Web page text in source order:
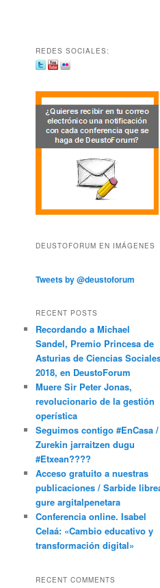
REDES SOCIALES:
DEUSTOFORUM EN IMÁGENES
Tweets by @deustoforum
RECENT POSTS
Recordando a Michael
Sandel, Premio Princesa de
Asturias de Ciencias
2018, en DeustoForum
Muere Sir Peter Jonas,
revolucionario de la gestión
operística
Seguimos contigo #EnCasa /
Zurekin jarraitzen dugu
#Etxean????
Acceso gratuito a nuestras
publicaciones / Sarbide
gure argitalpenetara
Conferencia online. Isabel
Celaá: «Cambio educativo y
transformación digital»
RECENT COMMENTS